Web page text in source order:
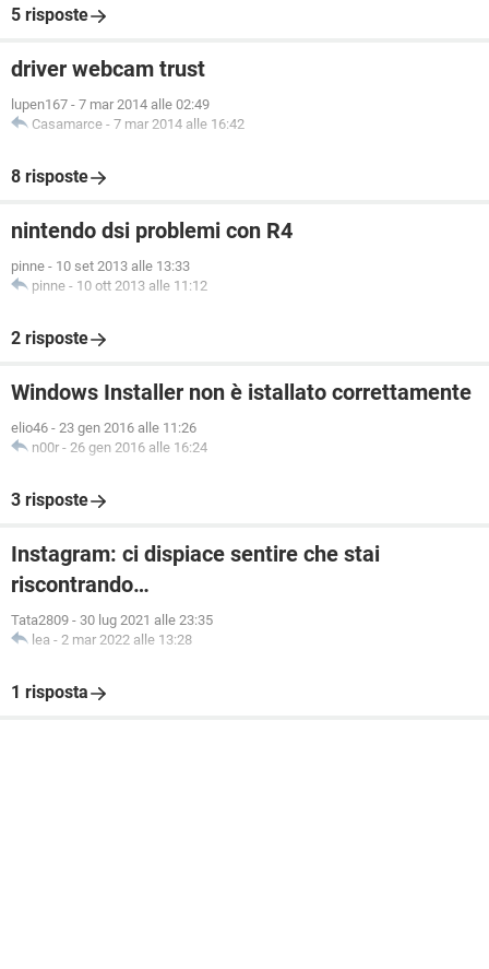
5 risposte
driver webcam trust
lupen167 - 7 mar 2014 alle 02:49
Casamarce - 7 mar 2014 alle 16:42
8 risposte
nintendo dsi problemi con R4
pinne - 10 set 2013 alle 13:33
pinne - 10 ott 2013 alle 11:12
2 risposte
Windows Installer non è istallato correttamente
elio46 - 23 gen 2016 alle 11:26
n00r - 26 gen 2016 alle 16:24
3 risposte
Instagram: ci dispiace sentire che stai
riscontrando…
Tata2809 - 30 lug 2021 alle 23:35
lea - 2 mar 2022 alle 13:28
1 risposta